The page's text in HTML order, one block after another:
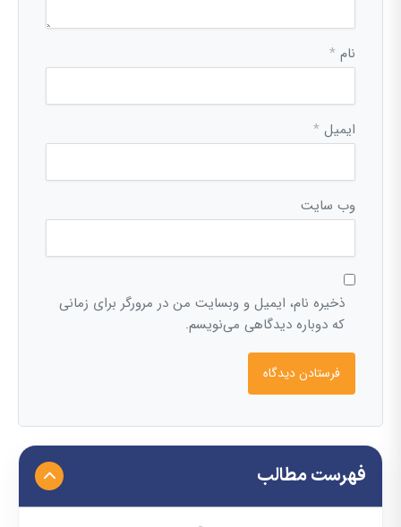
نام *
ایمیل *
وب‌ سایت
ذخیره نام، ایمیل و وبسایت من در مرورگر برای زمانی
که دوباره دیدگاهی می‌نویسم.
فهرست مطالب